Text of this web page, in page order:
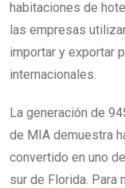
habitaciones de
las empresas
importar y exportar
internacionales.
La generación de
de MIA demuestra
convertido en uno
sur de Florida. Para